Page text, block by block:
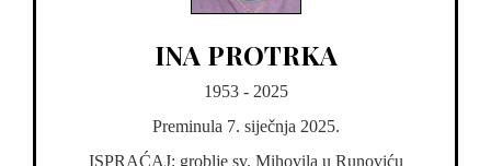
INA PROTRKA
1953 - 2025
Preminula 7. siječnja 2025.
ISPRAĆAJ: groblje sv. Mihovila u Runoviću